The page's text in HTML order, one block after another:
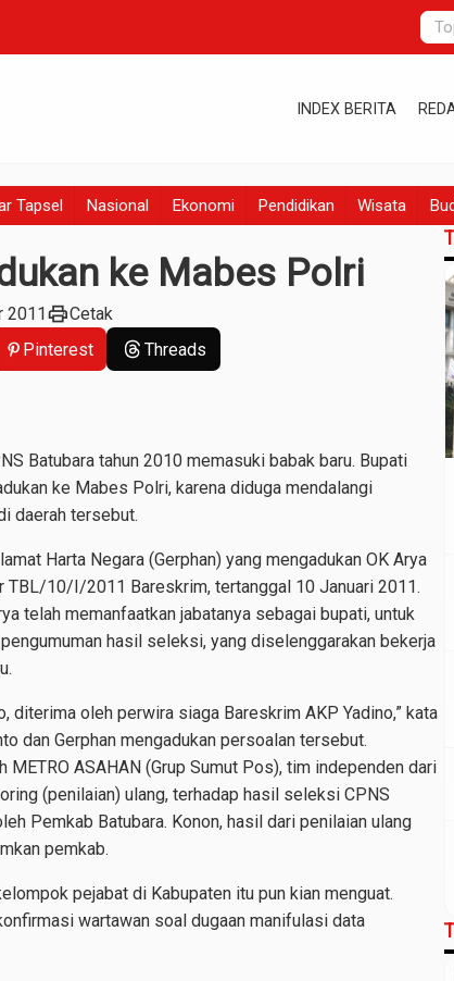
INDEX BERITA
Tapsel Nasional Ekonomi Pendidikan Wisata
ke Mabes Polri
2011printCetak
Pinterest Threads
Batubara tahun 2010 memasuki babak baru. Bupati
ke Mabes Polri, karena diduga mendalangi
daerah tersebut.
Harta Negara (Gerphan) yang mengadukan OK Arya
10/I/2011 Bareskrim, tertanggal 10 Januari 2011.
telah memanfaatkan jabatanya sebagai bupati, untuk
hasil seleksi, yang diselenggarakan bekerja
diterima oleh perwira siaga Bareskrim AKP Yadino,” kata
dan Gerphan mengadukan persoalan tersebut.
ASAHAN (Grup Sumut Pos), tim independen dari
(penilaian) ulang, terhadap hasil seleksi CPNS
Pemkab Batubara. Konon, hasil dari penilaian ulang
pemkab.
pejabat di Kabupaten itu pun kian menguat.
wartawan soal dugaan manifulasi data